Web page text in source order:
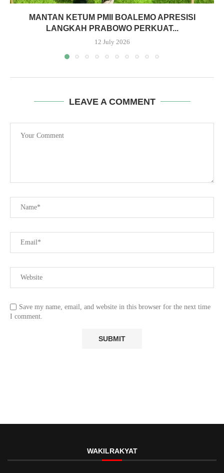
MANTAN KETUM PMII BOALEMO APRESISI
LANGKAH PRABOWO PERKUAT...
12 July 2026
LEAVE A COMMENT
Save my name, email, and website in this browser for the next time
I comment.
WAKILRAKYAT